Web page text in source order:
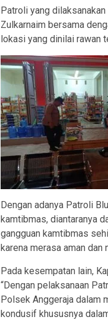
Patroli yang
Zulkarnaim bersama
lokasi yang dinilai rawan
Dengan adanya Patroli
kamtibmas, diantaranya
gangguan kamtibmas
karena merasa aman dan
Pada kesempatan lain,
“Dengan pelaksanaan
Polsek Anggeraja dalam
kondusif khususnya